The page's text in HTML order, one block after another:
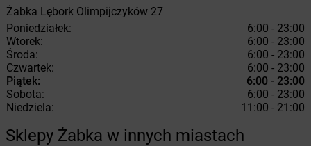
Żabka Lębork Olimpijczyków 27
Poniedziałek:
6:00 - 23:00
Wtorek:
6:00 - 23:00
Środa:
6:00 - 23:00
Czwartek:
6:00 - 23:00
Piątek:
6:00 - 23:00
Sobota:
6:00 - 23:00
Niedziela:
11:00 - 21:00
Sklepy Żabka w innych miastach